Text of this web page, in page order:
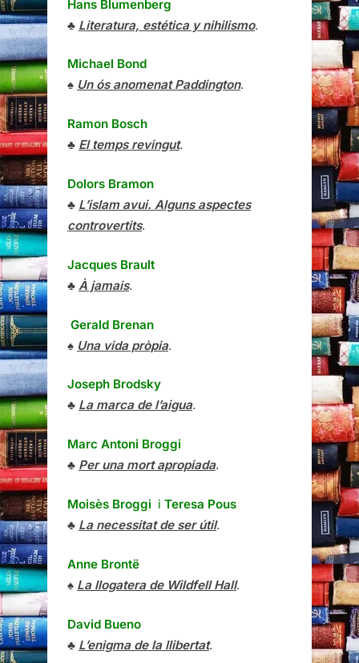
Hans Blumenberg
♣ Literatura, estética y nihilismo.
Michael Bond
♠ Un ós anomenat Paddington.
Ramon Bosch
♣ El temps revingut.
Dolors Bramon
♣ L’islam avui. Alguns aspectes
controvertits.
Jacques Brault
♣ À jamais.
Gerald Brenan
♠ Una vida pròpia.
Joseph Brodsky
♣ La marca de l’aigua.
Marc Antoni Broggi
♣ Per una mort apropiada.
Moisès Broggi i Teresa Pous
♣ La necessitat de ser útil.
Anne Brontë
♠ La llogatera de Wildfell Hall.
David Bueno
♣ L’enigma de la llibertat.